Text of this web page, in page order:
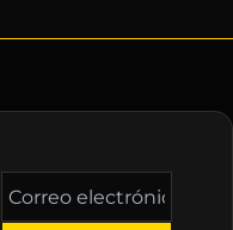
Correo
electrónico
*